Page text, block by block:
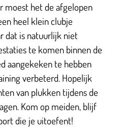
moest het de afgelopen
heel klein clubje
dat is natuurlijk niet
te komen binnen de
aangekeken te hebben
verbeterd. Hopelijk
van plukken tijdens de
Kom op meiden, blijf
die je uitoefent!